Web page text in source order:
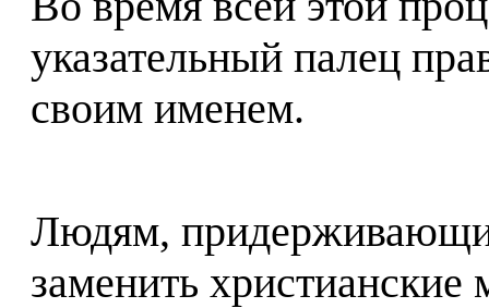
указательный палец
своим именем.
Людям,
заменить